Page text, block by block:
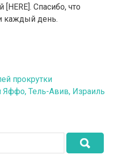
Спасибо, что
каждый день.
прокрутки
Яффо, Тель-Авив, Израиль